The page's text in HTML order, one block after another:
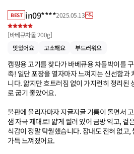
BEST in09****2025.05.13
[바베큐차돌 200g]
맛있어요
고소해요 부드러워요
캠핑용 고기를 찾다가 바베큐용 차돌박이를
족! 일단 포장을 열자마자 느껴지는 신선함과
니다. 얇지만 흐트러짐 없이 가지런히 정리된
로 굽기 좋았어요.
불판에 올리자마자 지글지글 기름이 돌면서
샘 자극 제대로! 얇게 썰려 있어 금방 익고, 겉
식감이 정말 탁월했습니다. 잡내도 전혀 없고,
가득 느껴졌어요.